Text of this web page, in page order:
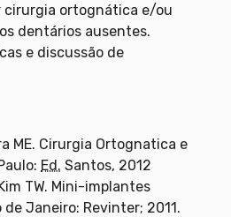
ortognática e/ou
dentários ausentes.
e discussão de
ME. Cirurgia Ortognatica e
Ed. Santos, 2012
TW. Mini-implantes
de Janeiro: Revinter; 2011.